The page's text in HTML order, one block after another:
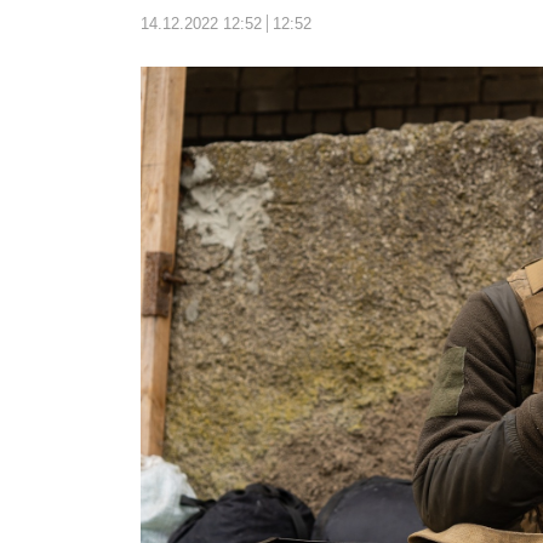
14.12.2022 12:52 12:52